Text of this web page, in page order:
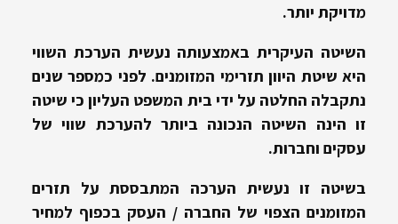
מדויקת יותר.
השיטה העיקרית באמצעותה נעשית הערכת השווי
היא שיטת היוון תזרימי המזומנים. לפני כמספר שנים
נתקבלה החלטה על ידי בית המשפט העליון כי שיטה
זו הינה השיטה הנכונה ביותר להערכת שווי של
עסקים וחברות.
בשיטה זו נעשית הערכה המתבססת על תזרים
המזומנים הצפוי של החברה / העסק בכפוף למחיר